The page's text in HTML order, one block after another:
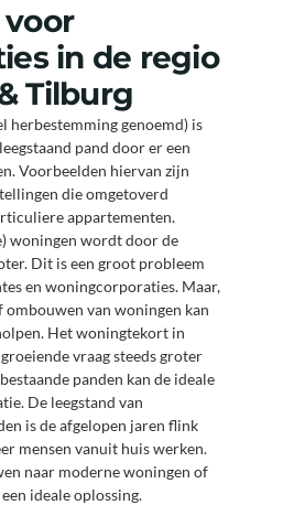
in de regio
Tilburg
herbestemming genoemd) is
pand door er een
Voorbeelden hiervan zijn
die omgetoverd
appartementen.
woningen wordt door de
Dit is een groot probleem
en woningcorporaties. Maar,
van woningen kan
Het woningtekort in
vraag steeds groter
panden kan de ideale
De leegstand van
is de afgelopen jaren flink
mensen vanuit huis werken.
naar moderne woningen of
ideale oplossing.